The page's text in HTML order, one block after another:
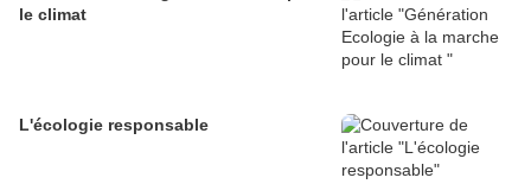
le climat
L'écologie responsable